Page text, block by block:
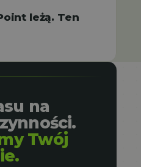
leżą. Ten
na
Twój